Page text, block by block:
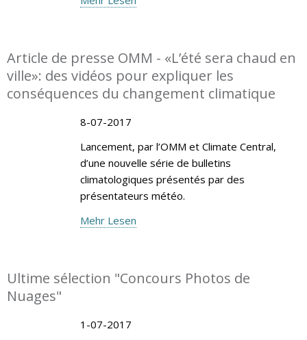
Article de presse OMM - «L’été sera chaud en
ville»: des vidéos pour expliquer les
conséquences du changement climatique
8-07-2017
Lancement, par l’OMM et Climate Central,
d’une nouvelle série de bulletins
climatologiques présentés par des
présentateurs météo.
Mehr Lesen
Ultime sélection "Concours Photos de
Nuages"
1-07-2017